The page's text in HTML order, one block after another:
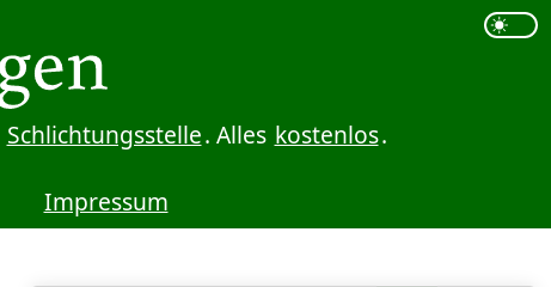
Schlichtungsstelle. Alles kostenlos.
Impressum